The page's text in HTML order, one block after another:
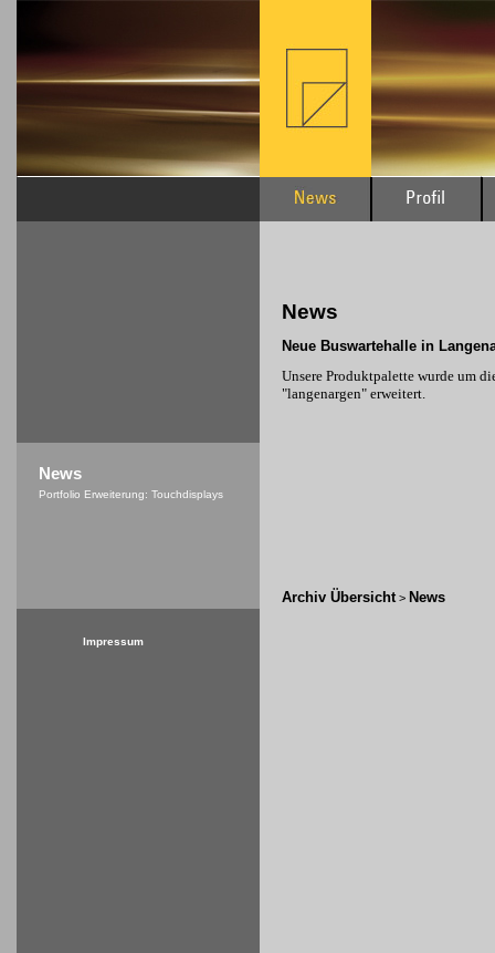
News
Neue Buswartehalle in
Unsere Produktpalette wurde um
"langenargen" erweitert.
Archiv Übersicht > News
News
Portfolio Erweiterung: Touchdisplays
Impressum